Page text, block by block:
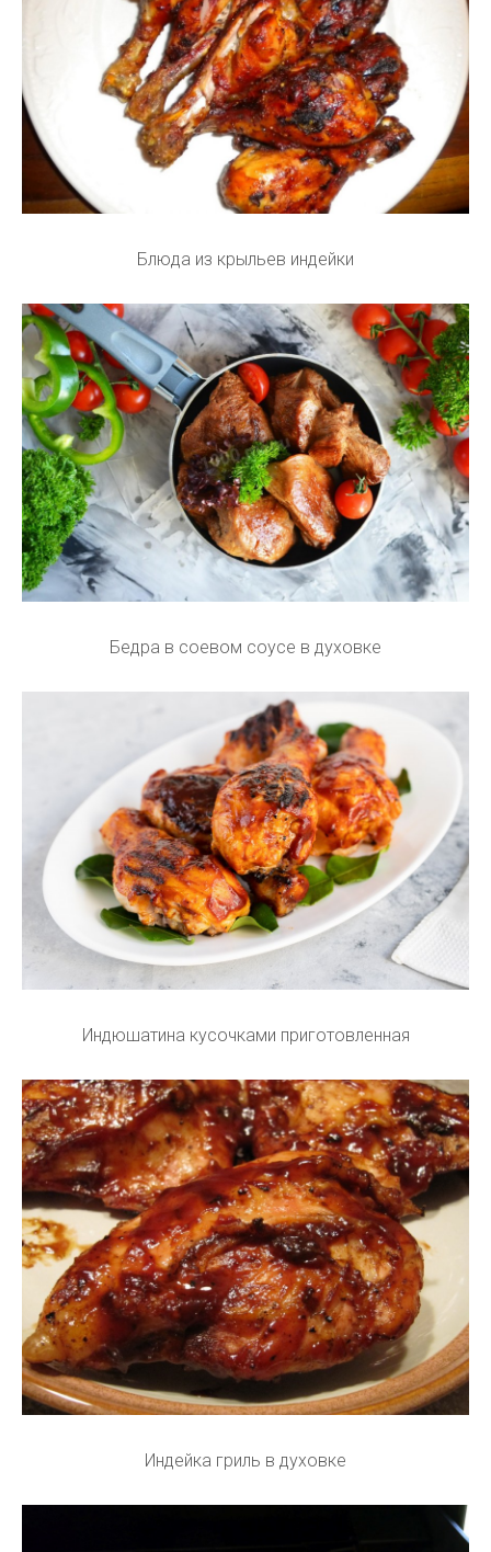
Блюда из крыльев индейки
Бедра в соевом соусе в духовке
Индюшатина кусочками приготовленная
Индейка гриль в духовке